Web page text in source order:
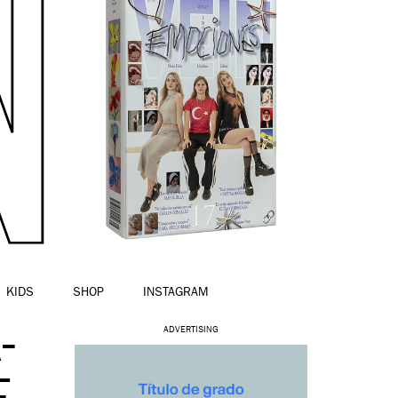
KIDS SHOP INSTAGRAM
ADVERTISING